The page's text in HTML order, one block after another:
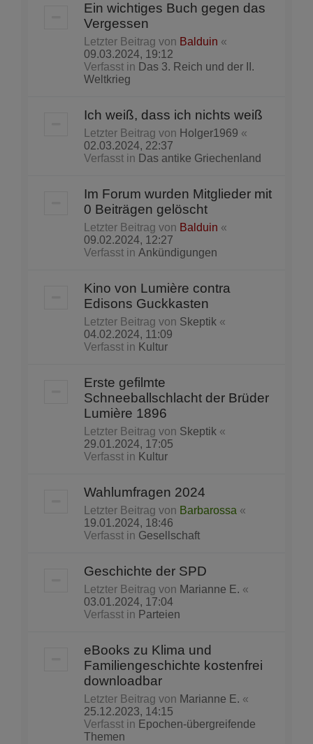
Ein wichtiges Buch gegen das
Vergessen
Letzter Beitrag von Balduin «
09.03.2024, 19:12
Verfasst in Das 3. Reich und der II.
Weltkrieg
Ich weiß, dass ich nichts weiß
Letzter Beitrag von Holger1969 «
02.03.2024, 22:37
Verfasst in Das antike Griechenland
Im Forum wurden Mitglieder mit
0 Beiträgen gelöscht
Letzter Beitrag von Balduin «
09.02.2024, 12:27
Verfasst in Ankündigungen
Kino von Lumière contra
Edisons Guckkasten
Letzter Beitrag von Skeptik «
04.02.2024, 11:09
Verfasst in Kultur
Erste gefilmte
Schneeballschlacht der Brüder
Lumière 1896
Letzter Beitrag von Skeptik «
29.01.2024, 17:05
Verfasst in Kultur
Wahlumfragen 2024
Letzter Beitrag von Barbarossa «
19.01.2024, 18:46
Verfasst in Gesellschaft
Geschichte der SPD
Letzter Beitrag von Marianne E. «
03.01.2024, 17:04
Verfasst in Parteien
eBooks zu Klima und
Familiengeschichte kostenfrei
downloadbar
Letzter Beitrag von Marianne E. «
25.12.2023, 14:15
Verfasst in Epochen-übergreifende
Themen